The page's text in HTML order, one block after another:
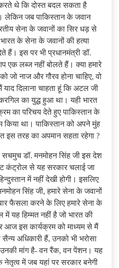
थे कि दोस्त बदल सकता है
लेकिन जब पाकिस्तान के जवान
सेना के जवानों का सिर धड़ से
के सेना के जवानों की हत्या
इस पर भी प्रधानमंत्री डॉ.
एक लब्ज नहीं बोलते हैं। क्या हमारे
जो नाज और गौरव होना चाहिए, वो
दिलाना चाहता हूं कि अटल जी
का युद्ध हुआ था। यही भारत
का परिचय देते हुए पाकिस्तान के
किया था। पाकिस्तान को अपने मुंह
इस तरह का अपमान सहता रहेगा ?
सचमुच डॉ. मनमोहन सिंह जी इस देश
कंट्रोल से यह सरकार चलाई जा
में नहीं देखी होगी। इसलिए
सिंह जी, हमारे सेना के जवानों
फैसला करने के लिए हमारे सेना के
में यह हिम्मत नहीं है जो भारत की
इस कार्यक्रम को माध्यम से मैं
अधिकारी हैं, उनको भी भरोसा
उनकी मांग है- वन रैंक, वन पेंशन। यह
नेतृत्व में जब यहां पर सरकार बनेगी